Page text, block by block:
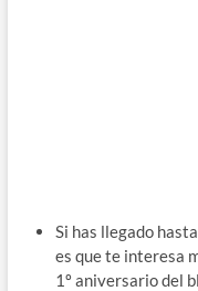
Si has llegado
es que te interesa
1º aniversario del